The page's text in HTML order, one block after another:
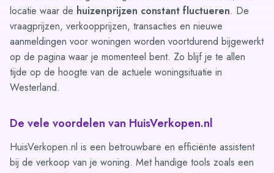
locatie waar de huizenprijzen constant fluctueren. De
vraagprijzen, verkoopprijzen, transacties en nieuwe
aanmeldingen voor woningen worden voortdurend bijgewerkt
op de pagina waar je momenteel bent. Zo blijf je te allen
tijde op de hoogte van de actuele woningsituatie in
Westerland.
De vele voordelen van HuisVerkopen.nl
HuisVerkopen.nl is een betrouwbare en efficiënte assistent
bij de verkoop van je woning. Met handige tools zoals een